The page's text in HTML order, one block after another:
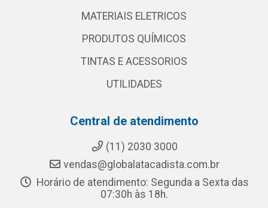
MATERIAIS ELETRICOS
PRODUTOS QUÍMICOS
TINTAS E ACESSORIOS
UTILIDADES
Central de atendimento
(11) 2030 3000
vendas@globalatacadista.com.br
Horário de atendimento: Segunda a Sexta das
07:30h às 18h.